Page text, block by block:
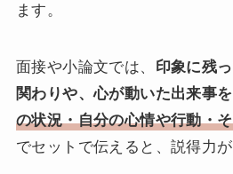
ます。
面接や小論文では、 印象に残
関わりや、心が動いた出来事を
の状況・自分の心情や行動・
でセットで伝えると、説得力